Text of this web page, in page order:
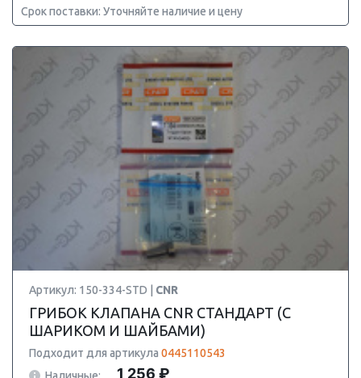
Срок поставки: Уточняйте наличие и цену
Артикул: 150-334-STD | CNR
ГРИБОК КЛАПАНА CNR СТАНДАРТ (С
ШАРИКОМ И ШАЙБАМИ)
Подходит для артикула 0445110543
Наличные:
1 256 ₽